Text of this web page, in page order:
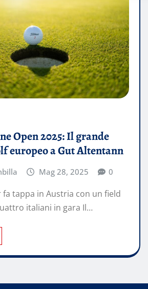
Open 2025: Il grande
europeo a Gut Altentann
Mag 28, 2025 0
fa tappa in Austria con un field
italiani in gara Il…